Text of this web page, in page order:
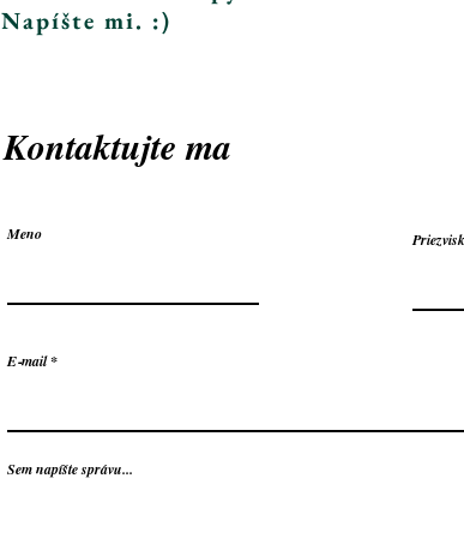
Napíšte mi. :)
Kontaktujte ma
Meno
E‑mail
Sem napíšte správu...